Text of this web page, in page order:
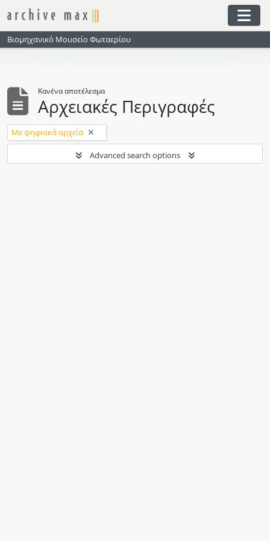
Skip to main content
Βιομηχανικό Μουσείο Φωταερίου
Κανένα αποτέλεσμα
Αρχειακές Περιγραφές
Αφαίρεση φίλτρου:
Με ψηφιακά αρχεία
Advanced search options